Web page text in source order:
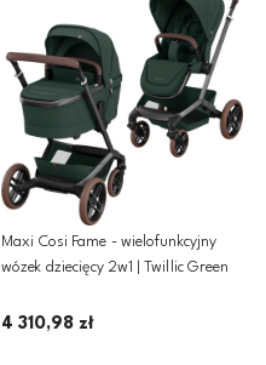
Maxi Cosi Fame - wielofunkcyjny
wózek dziecięcy 2w1 | Twillic Green
4 310,98 zł